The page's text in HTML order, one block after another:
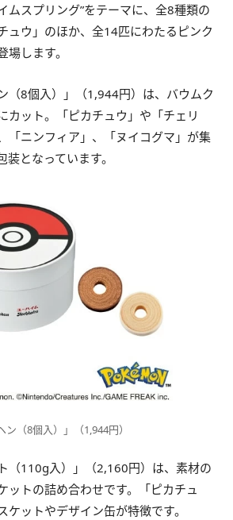
スプリング”をテーマに、全8種類の
ュウ」のほか、全14匹にわたるピンク
します。
（8個入）」（1,944円）は、バウムク
カット。「ピカチュウ」や「チェリ
「ニンフィア」、「ヌイコグマ」が集
となっています。
ン（8個入）」（1,944円）
（110g入）」（2,160円）は、素材の
ットの詰め合わせです。「ピカチュ
ケットやデザイン缶が特徴です。